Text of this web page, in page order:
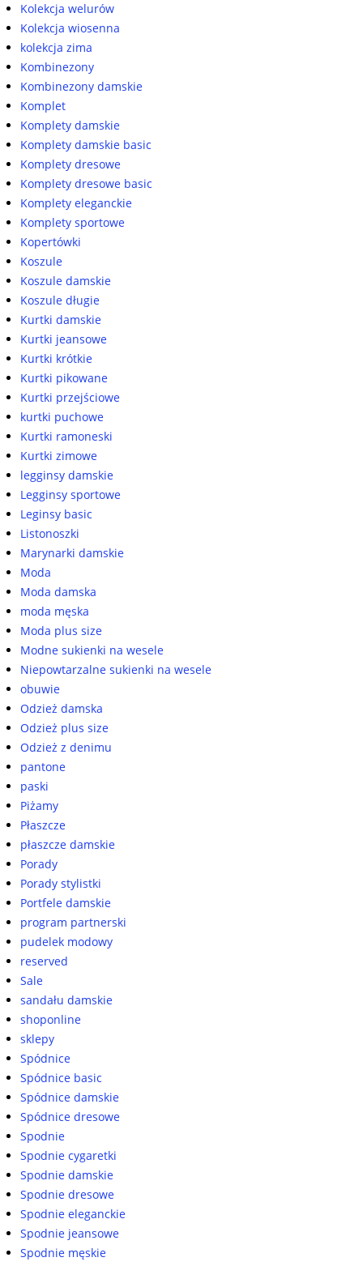
Kolekcja welurów
Kolekcja wiosenna
kolekcja zima
Kombinezony
Kombinezony damskie
Komplet
Komplety damskie
Komplety damskie basic
Komplety dresowe
Komplety dresowe basic
Komplety eleganckie
Komplety sportowe
Kopertówki
Koszule
Koszule damskie
Koszule długie
Kurtki damskie
Kurtki jeansowe
Kurtki krótkie
Kurtki pikowane
Kurtki przejściowe
kurtki puchowe
Kurtki ramoneski
Kurtki zimowe
legginsy damskie
Legginsy sportowe
Leginsy basic
Listonoszki
Marynarki damskie
Moda
Moda damska
moda męska
Moda plus size
Modne sukienki na wesele
Niepowtarzalne sukienki na wesele
obuwie
Odzież damska
Odzież plus size
Odzież z denimu
pantone
paski
Piżamy
Płaszcze
płaszcze damskie
Porady
Porady stylistki
Portfele damskie
program partnerski
pudelek modowy
reserved
Sale
sandału damskie
shoponline
sklepy
Spódnice
Spódnice basic
Spódnice damskie
Spódnice dresowe
Spodnie
Spodnie cygaretki
Spodnie damskie
Spodnie dresowe
Spodnie eleganckie
Spodnie jeansowe
Spodnie męskie